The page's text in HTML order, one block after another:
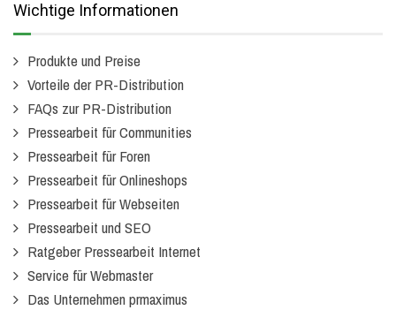
Wichtige Informationen
Produkte und Preise
Vorteile der PR-Distribution
FAQs zur PR-Distribution
Pressearbeit für Communities
Pressearbeit für Foren
Pressearbeit für Onlineshops
Pressearbeit für Webseiten
Pressearbeit und SEO
Ratgeber Pressearbeit Internet
Service für Webmaster
Das Unternehmen prmaximus